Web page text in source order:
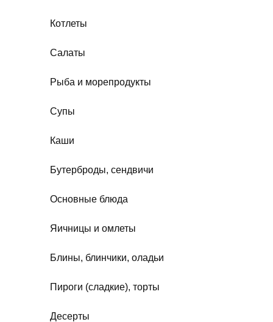
Котлеты
Салаты
Рыба и морепродукты
Супы
Каши
Бутерброды, сендвичи
Основные блюда
Яичницы и омлеты
Блины, блинчики, оладьи
Пироги (сладкие), торты
Десерты